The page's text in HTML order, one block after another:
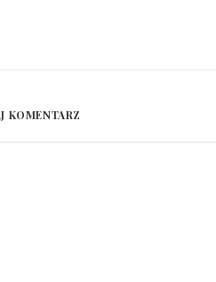
KOMENTARZ